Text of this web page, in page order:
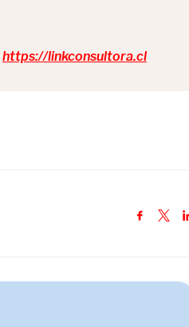
https://linkconsultora.cl